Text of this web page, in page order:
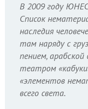
В 2009 году
Список
наследия
там наряду с
пением,
театром
«элементов
всего света.